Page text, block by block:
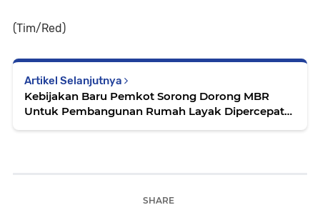
(Tim/Red)
Artikel Selanjutnya
Kebijakan Baru Pemkot Sorong Dorong MBR
Untuk Pembangunan Rumah Layak Dipercepat
SHARE